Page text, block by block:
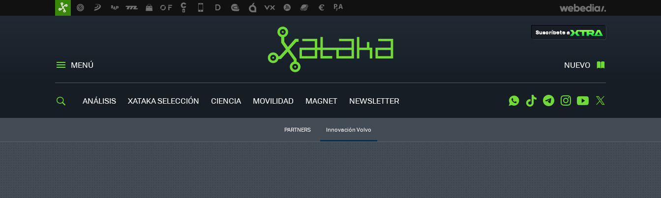
MENÚ NUEVO
Suscríbete a
ANÁLISIS XATAKA SELECCIÓN CIENCIA MOVILIDAD MAGNET NEWSLETTER WhatsApp
Tiktok TelegramInstagramYoutube
PARTNERS Innovación Volvo